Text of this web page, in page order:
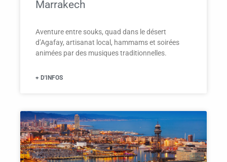
Marrakech
Aventure entre souks, quad dans le désert
d’Agafay, artisanat local, hammams et soirées
animées par des musiques traditionnelles.
+ D'INFOS